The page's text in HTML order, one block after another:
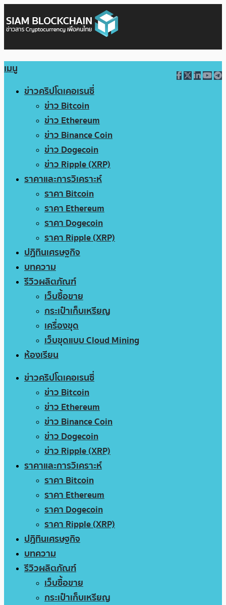
เมนู
ข่าวคริปโตเคอเรนซี่
ข่าว Bitcoin
ข่าว Ethereum
ข่าว Binance Coin
ข่าว Dogecoin
ข่าว Ripple (XRP)
ราคาและการวิเคราะห์
ราคา Bitcoin
ราคา Ethereum
ราคา Dogecoin
ราคา Ripple (XRP)
ปฏิทินเศรษฐกิจ
บทความ
รีวิวผลิตภัณฑ์
เว็บซื้อขาย
กระเป๋าเก็บเหรียญ
เครื่องขุด
เว็บขุดแบบ Cloud Mining
ห้องเรียน
ข่าวคริปโตเคอเรนซี่
ข่าว Bitcoin
ข่าว Ethereum
ข่าว Binance Coin
ข่าว Dogecoin
ข่าว Ripple (XRP)
ราคาและการวิเคราะห์
ราคา Bitcoin
ราคา Ethereum
ราคา Dogecoin
ราคา Ripple (XRP)
ปฏิทินเศรษฐกิจ
บทความ
รีวิวผลิตภัณฑ์
เว็บซื้อขาย
กระเป๋าเก็บเหรียญ